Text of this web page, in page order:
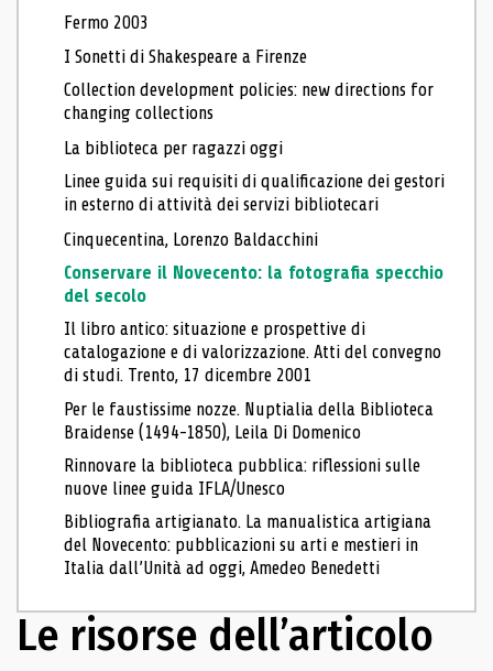
Fermo 2003
I Sonetti di Shakespeare a Firenze
Collection development policies: new directions for
changing collections
La biblioteca per ragazzi oggi
Linee guida sui requisiti di qualificazione dei gestori
in esterno di attività dei servizi bibliotecari
Cinquecentina, Lorenzo Baldacchini
Conservare il Novecento: la fotografia specchio
del secolo
Il libro antico: situazione e prospettive di
catalogazione e di valorizzazione. Atti del convegno
di studi. Trento, 17 dicembre 2001
Per le faustissime nozze. Nuptialia della Biblioteca
Braidense (1494-1850), Leila Di Domenico
Rinnovare la biblioteca pubblica: riflessioni sulle
nuove linee guida IFLA/Unesco
Bibliografia artigianato. La manualistica artigiana
del Novecento: pubblicazioni su arti e mestieri in
Italia dall’Unità ad oggi, Amedeo Benedetti
Le risorse dell’articolo